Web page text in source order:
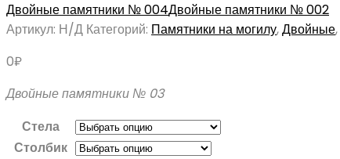
Двойные памятники № 004Двойные памятники № 002
Артикул: Н/Д Категорий: Памятники на могилу,Двойные,
0₽
Двойные памятники № 03
Стела
Столбик